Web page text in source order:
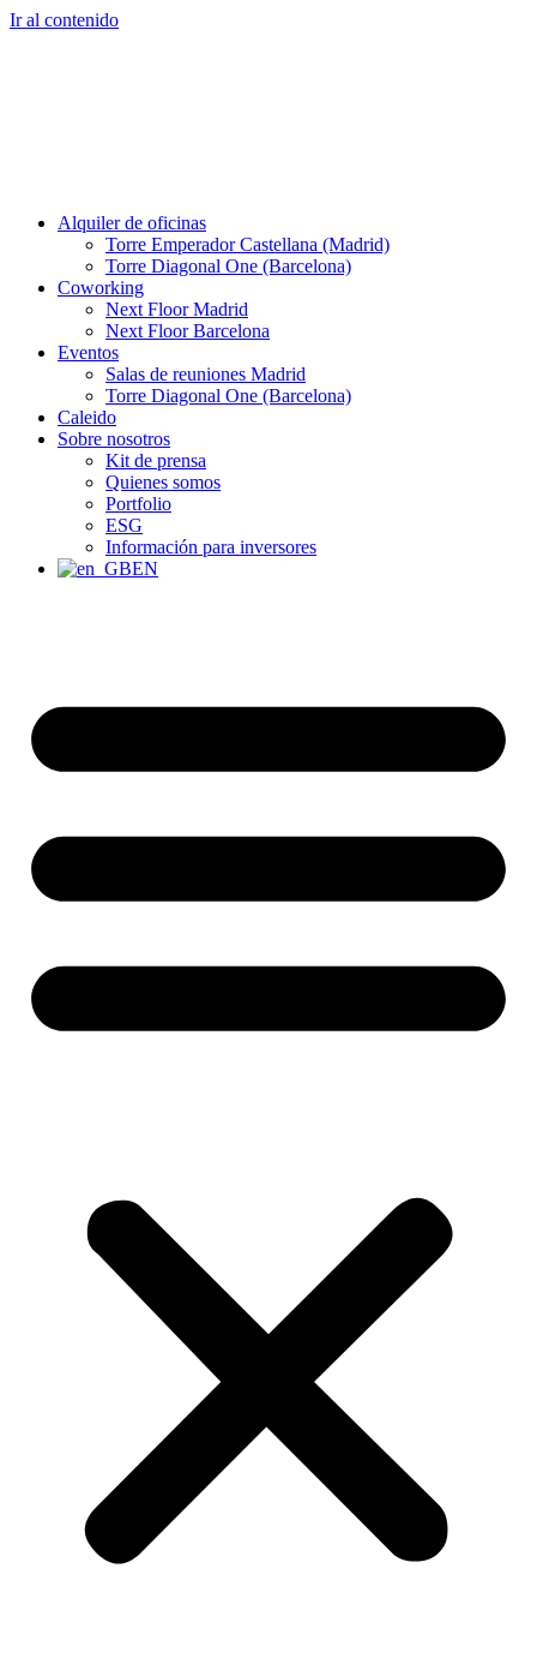
Ir al contenido
Alquiler de oficinas
Torre Emperador Castellana (Madrid)
Torre Diagonal One (Barcelona)
Coworking
Next Floor Madrid
Next Floor Barcelona
Eventos
Salas de reuniones Madrid
Torre Diagonal One (Barcelona)
Caleido
Sobre nosotros
Kit de prensa
Quienes somos
Portfolio
ESG
Información para inversores
EN